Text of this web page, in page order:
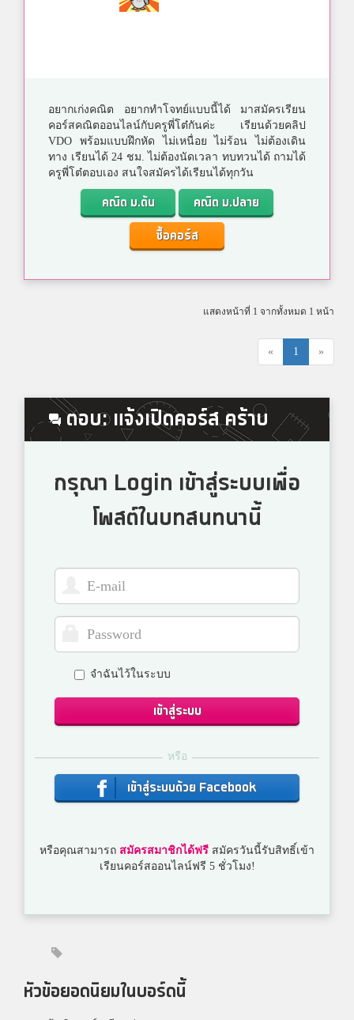
อยากเก่งคณิต อยากทำโจทย์แบบนี้ได้ มาสมัครเรียน
คอร์สคณิตออนไลน์กับครูพี่โต๋กันค่ะ เรียนด้วยคลิป
VDO พร้อมแบบฝึกหัด ไม่เหนื่อย ไม่ร้อน ไม่ต้องเดิน
ทาง เรียนได้ 24 ชม. ไม่ต้องนัดเวลา ทบทวนได้ ถามได้
ครูพี่โต๋ตอบเอง สนใจสมัครได้เรียนได้ทุกวัน
คณิต ม.ต้น
คณิต ม.ปลาย
ซื้อคอร์ส
แสดงหน้าที่ 1 จากทั้งหมด 1 หน้า
« 1 »
ตอบ: แจ้งเปิดคอร์ส คร้าบ
กรุณา Login เข้าสู่ระบบเพื่อ
โพสต์ในบทสนทนานี้
จำฉันไว้ในระบบ
เข้าสู่ระบบ
หรือ
เข้าสู่ระบบด้วย Facebook
หรือคุณสามารถ สมัครสมาชิกได้ฟรี สมัครวันนี้รับสิทธิ์เข้า
เรียนคอร์สออนไลน์ฟรี 5 ชั่วโมง!
หัวข้อยอดนิยมในบอร์ดนี้